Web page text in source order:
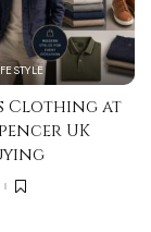
Clothing at
UK